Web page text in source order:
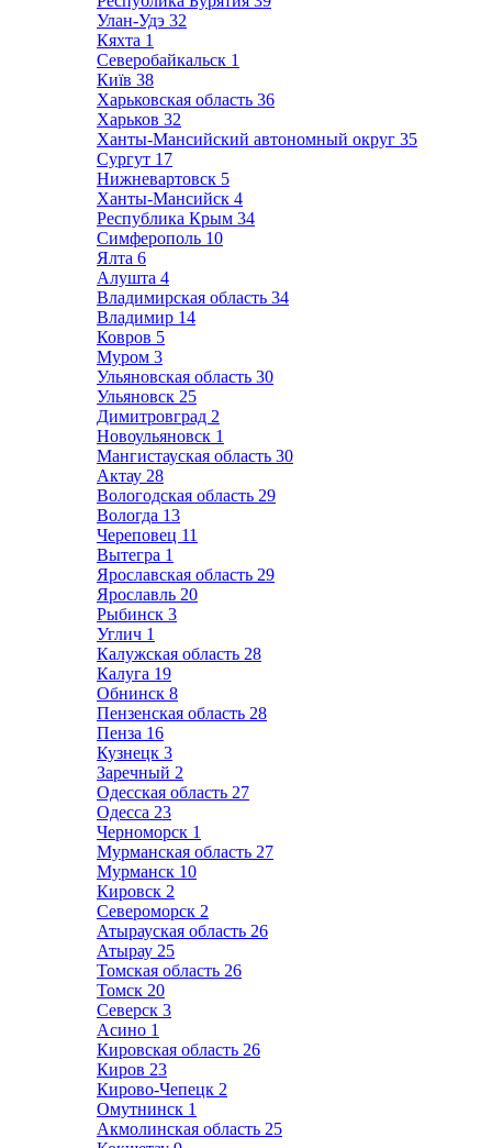
Улан-Удэ 32
Кяхта 1
Северобайкальск 1
Київ 38
Харьковская область 36
Харьков 32
Ханты-Мансийский автономный округ 35
Сургут 17
Нижневартовск 5
Ханты-Мансийск 4
Республика Крым 34
Симферополь 10
Ялта 6
Алушта 4
Владимирская область 34
Владимир 14
Ковров 5
Муром 3
Ульяновская область 30
Ульяновск 25
Димитровград 2
Новоульяновск 1
Мангистауская область 30
Актау 28
Вологодская область 29
Вологда 13
Череповец 11
Вытегра 1
Ярославская область 29
Ярославль 20
Рыбинск 3
Углич 1
Калужская область 28
Калуга 19
Обнинск 8
Пензенская область 28
Пенза 16
Кузнецк 3
Заречный 2
Одесская область 27
Одесса 23
Черноморск 1
Мурманская область 27
Мурманск 10
Кировск 2
Североморск 2
Атырауская область 26
Атырау 25
Томская область 26
Томск 20
Северск 3
Асино 1
Кировская область 26
Киров 23
Кирово-Чепецк 2
Омутнинск 1
Акмолинская область 25